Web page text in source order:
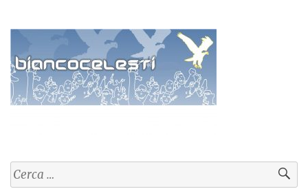
Ricerca
per: